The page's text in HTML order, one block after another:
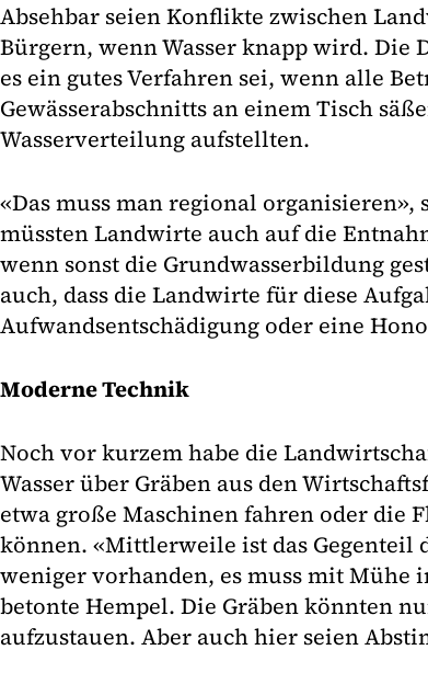
Absehbar seien Konflikte zwischen
Bürgern, wenn Wasser knapp wird. Die
es ein gutes Verfahren sei, wenn alle
Gewässerabschnitts an einem Tisch
Wasserverteilung aufstellten.
«Das muss man regional organisieren»,
müssten Landwirte auch auf die
wenn sonst die Grundwasserbildung
auch, dass die Landwirte für diese
Aufwandsentschädigung oder eine
Moderne Technik
Noch vor kurzem habe die
Wasser über Gräben aus den
etwa große Maschinen fahren oder die
können. «Mittlerweile ist das Gegenteil
weniger vorhanden, es muss mit Mühe
betonte Hempel. Die Gräben könnten
aufzustauen. Aber auch hier seien